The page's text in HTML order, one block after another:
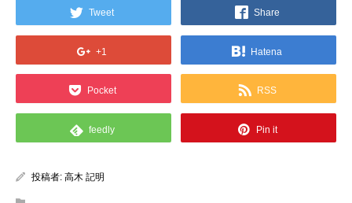
Tweet Share
+1 Hatena
Pocket RSS
feedly Pin it
投稿者: 高木 記明